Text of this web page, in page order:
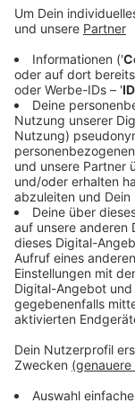
in Rheinfeld
ausgeschildert
noch bis Anfang
starten am
Straße wird
Anfang Oktober
Asphaltdecke
Anzeige
Anzeige